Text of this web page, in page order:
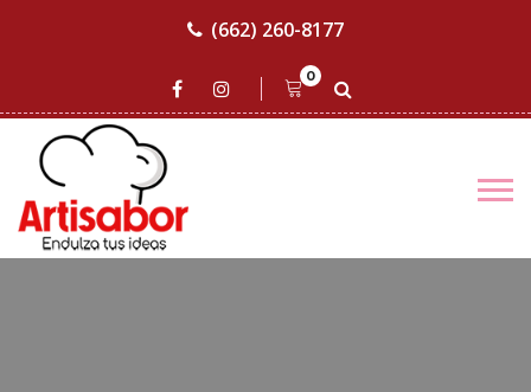
(662) 260-8177
0